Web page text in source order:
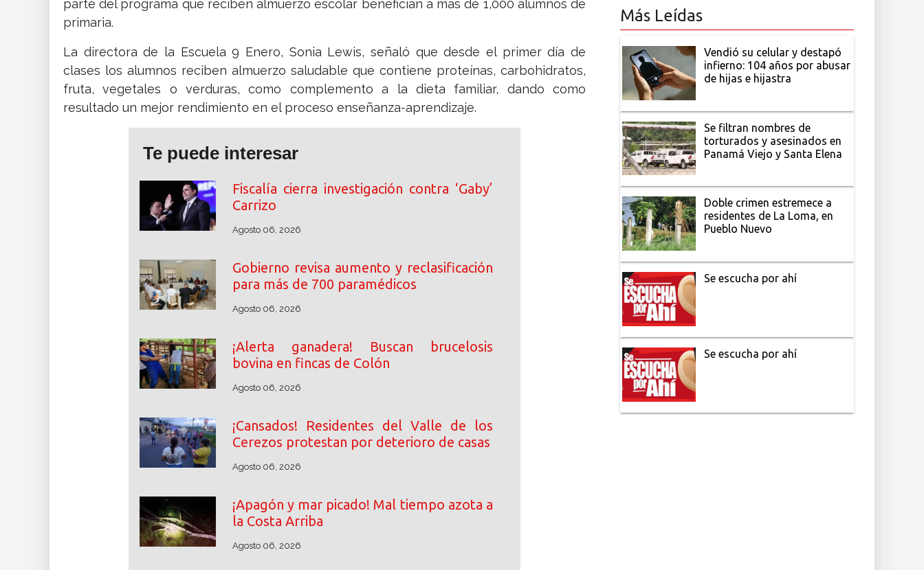
parte del programa que reciben almuerzo escolar benefician a más de 1,000 alumnos de
primaria.
La directora de la Escuela 9 Enero, Sonia Lewis, señaló que desde el primer día de
clases los alumnos reciben almuerzo saludable que contiene proteínas, carbohidratos,
fruta, vegetales o verduras, como complemento a la dieta familiar, dando como
resultado un mejor rendimiento en el proceso enseñanza-aprendizaje.
Te puede interesar
Fiscalía cierra investigación contra ‘Gaby’
Carrizo
Agosto 06, 2026
Gobierno revisa aumento y reclasificación
para más de 700 paramédicos
Agosto 06, 2026
¡Alerta ganadera! Buscan brucelosis
bovina en fincas de Colón
Agosto 06, 2026
¡Cansados! Residentes del Valle de los
Cerezos protestan por deterioro de casas
Agosto 06, 2026
¡Apagón y mar picado! Mal tiempo azota a
la Costa Arriba
Agosto 06, 2026
Más Leídas
Vendió su celular y destapó
infierno: 104 años por abusar
de hijas e hijastra
Se filtran nombres de
torturados y asesinados en
Panamá Viejo y Santa Elena
Doble crimen estremece a
residentes de La Loma, en
Pueblo Nuevo
Se escucha por ahí
Se escucha por ahí